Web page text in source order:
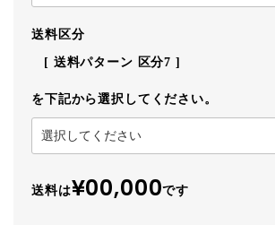
送料区分
送料パターン 区分7
を下記から選択してください。
送料は¥00,000です